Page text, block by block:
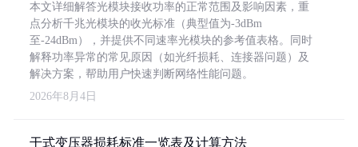
本文详细解答光模块接收功率的正常范围及影响因素，重
点分析千兆光模块的收光标准（典型值为-3dBm
至-24dBm），并提供不同速率光模块的参考值表格。同时
解释功率异常的常见原因（如光纤损耗、连接器问题）及
解决方案，帮助用户快速判断网络性能问题。
2026年8月4日
干式变压器损耗标准一览表及计算方法